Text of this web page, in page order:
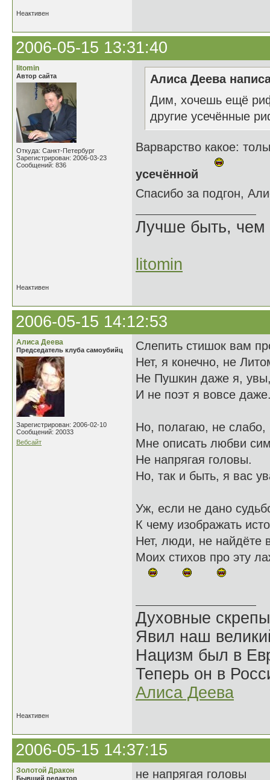
Неактивен
2006-05-15 13:31:40
litomin
Автор сайта
Откуда: Санкт-Петербург
Зарегистрирован: 2006-03-23
Сообщений: 836
Алиса Деева
Дим, хочешь ещё
другие усечённые
Варварство какое:
усечённой
Спасибо за подгон,
Лучше быть, чем
litomin
Неактивен
2006-05-15 14:12:53
Алиса Деева
Председатель клуба самоубийц
Зарегистрирован: 2006-02-10
Сообщений: 20033
Вебсайт
Слепить стишок вам
Нет, я конечно, не
Не Пушкин даже я,
И не поэт я вовсе
Но, полагаю, не слабо,
Мне описать любви
Не напрягая головы.
Но, так и быть, я вас
Уж, если не дано
К чему изображать
Нет, люди, не найдёте
Моих стихов про эту
Духовные
Явил наш
Нацизм был в
Теперь он в
Алиса Деева
Неактивен
2006-05-15 14:37:15
Золотой Дракон
Бывший редактор не напрягая головы